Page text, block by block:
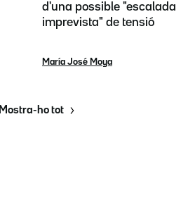
d'una possible "escalada
imprevista" de tensió
María José Moya
Mostra-ho tot